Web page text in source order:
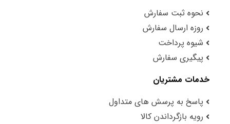
نحوه ثبت سفارش
روزه ارسال سفارش
شیوه پرداخت
پیگیری سفارش
خدمات مشتریان
پاسخ به پرسش های متداول
رویه بازگرداندن کالا